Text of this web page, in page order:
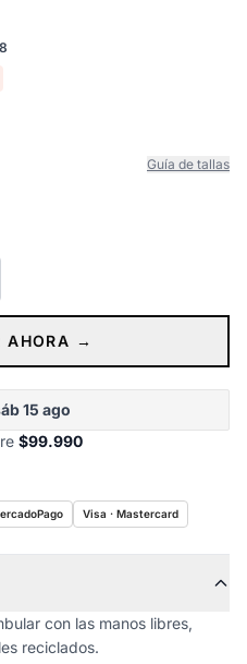
Guía de tallas
AHORA →
15 ago
$99.990
Visa · Mastercard
con las manos libres,
reciclados.